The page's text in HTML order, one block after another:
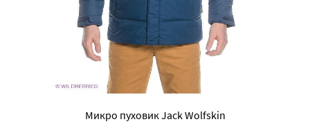
Микро пуховик Jack Wolfskin